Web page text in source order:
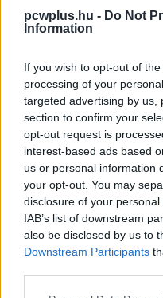
pcwplus.hu - Do Not
Information
If you wish to opt-out of
processing of your
targeted advertising by us,
section to confirm your
opt-out request is
interest-based ads based
us or personal information
your opt-out. You may
disclosure of your
IAB’s list of downstream
also be disclosed by us to
Downstream Participants
Ikker Zsolt 2021 december 22.
Mégsem tér vissza
megszokott
A koronavírus-
kizárólag online
Consumer
legfontosabb
A január 5. és 8. között
tervek szerint már
megrendezésre, ám